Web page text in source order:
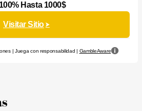
100% Hasta 1000$
Visitar Sitio
| Juega con responsabilidad | GambleAware